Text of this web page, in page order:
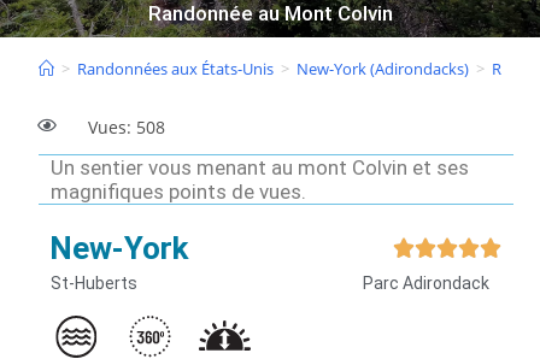
Randonnée au Mont Colvin
> Randonnées aux États-Unis > New-York (Adirondacks) >
Vues: 508
Un sentier vous menant au mont Colvin et ses
magnifiques points de vues.
New-York 
St-Huberts Parc Adirondack